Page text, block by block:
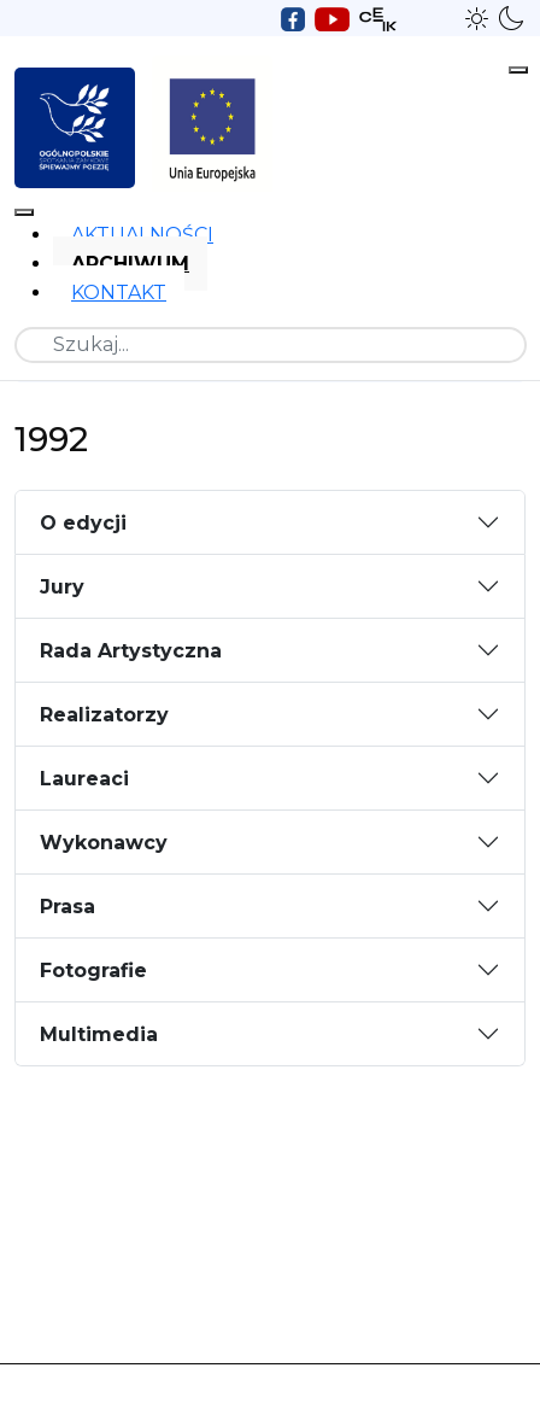
AKTUALNOŚCI
ARCHIWUM
KONTAKT
Szukaj
1992
O edycji
Jury
Rada Artystyczna
Realizatorzy
Laureaci
Wykonawcy
Prasa
Fotografie
Multimedia